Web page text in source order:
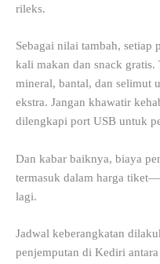
rileks.
Sebagai nilai tambah, setiap
kali makan dan snack
mineral, bantal, dan selimut
ekstra. Jangan khawatir
dilengkapi port USB untuk
Dan kabar baiknya, biaya
termasuk dalam harga
lagi.
Jadwal keberangkatan
penjemputan di Kediri